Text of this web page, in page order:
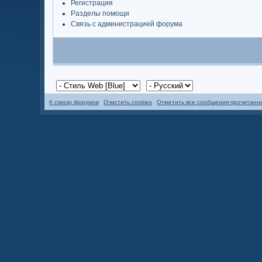
Регистрация
Разделы помощи
Связь с администрацией форума
К списку форумов Очистить cookies Отметить все сообщения